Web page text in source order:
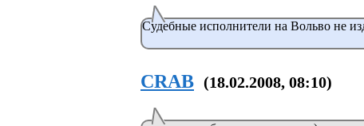
Судебные исполнители на Вольво не
CRAB (18.02.2008, 08:10)